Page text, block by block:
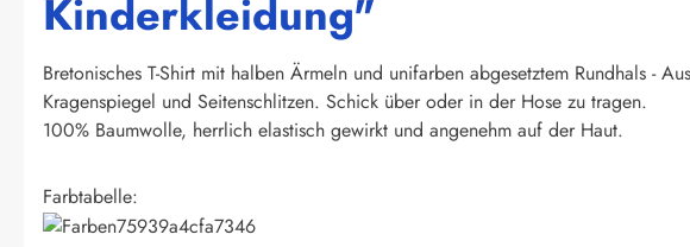
Kinderkleidung"
Bretonisches T-Shirt mit halben Ärmeln und unifarben abgesetztem Rundhals -
Kragenspiegel und Seitenschlitzen. Schick über oder in der Hose zu tragen.
100% Baumwolle, herrlich elastisch gewirkt und angenehm auf der Haut.
Farbtabelle: